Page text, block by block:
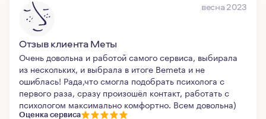
весна 2023
Отзыв клиента Меты
Очень довольна и работой самого сервиса, выбирала
из нескольких, и выбрала в итоге Bemeta и не
ошиблась! Рада,что смогла подобрать психолога с
первого раза, сразу произошёл контакт, работать с
психологом максимально комфортно. Всем довольна)
Оценка сервиса